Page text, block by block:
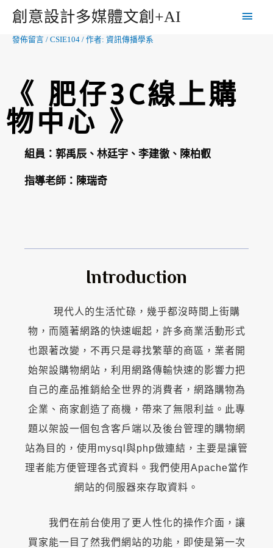
創意設計多媒體文創+AI
發佈留言 / CSIE104 / 作者: 資訊傳播學系
《 肥仔3C線上購
物中心 》
組員：郭禹辰、林廷宇、李建徹、陳柏叡
指導老師：陳瑞奇
Introduction
現代人的生活忙碌，幾乎都沒時間上街購
物，而隨著網路的快速崛起，許多商業活動形式
也跟著改變，不再只是尋找繁華的商區，業者開
始架設購物網站，利用網路傳輸快速的影響力把
自己的產品推銷給全世界的消費者，網路購物為
企業、商家創造了商機，帶來了無限利益。此專
題以架設一個包含客戶端以及後台管理的購物網
站為目的，使用mysql與php做連結，主要是讓管
理者能方便管理各式資料。我們使用Apache當作
網站的伺服器來存取資料。
我們在前台使用了更人性化的操作介面，讓
買家能一目了然我們網站的功能，即使是第一次